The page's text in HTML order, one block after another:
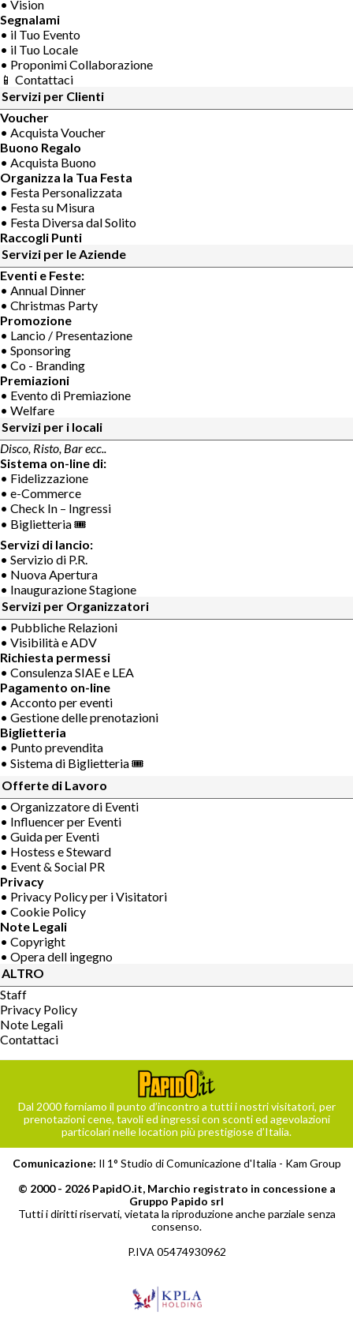
• Vision
Segnalami
• il Tuo Evento
• il Tuo Locale
• Proponimi Collaborazione
📱 Contattaci
Servizi per Clienti
Voucher
• Acquista Voucher
Buono Regalo
• Acquista Buono
Organizza la Tua Festa
• Festa Personalizzata
• Festa su Misura
• Festa Diversa dal Solito
Raccogli Punti
Servizi per le Aziende
Eventi e Feste:
• Annual Dinner
• Christmas Party
Promozione
• Lancio / Presentazione
• Sponsoring
• Co - Branding
Premiazioni
• Evento di Premiazione
• Welfare
Servizi per i locali
Disco, Risto, Bar ecc..
Sistema on-line di:
• Fidelizzazione
• e-Commerce
• Check In – Ingressi
• Biglietteria 🎟
Servizi di lancio:
• Servizio di P.R.
• Nuova Apertura
• Inaugurazione Stagione
Servizi per Organizzatori
• Pubbliche Relazioni
• Visibilità e ADV
Richiesta permessi
• Consulenza SIAE e LEA
Pagamento on-line
• Acconto per eventi
• Gestione delle prenotazioni
Biglietteria
• Punto prevendita
• Sistema di Biglietteria 🎟
Offerte di Lavoro
• Organizzatore di Eventi
• Influencer per Eventi
• Guida per Eventi
• Hostess e Steward
• Event & Social PR
Privacy
• Privacy Policy per i Visitatori
• Cookie Policy
Note Legali
• Copyright
• Opera dell ingegno
ALTRO
Staff
Privacy Policy
Note Legali
Contattaci
Dal 2000 forniamo il punto d’incontro a tutti i nostri visitatori, per
prenotazioni cene, tavoli ed ingressi con sconti ed agevolazioni
particolari nelle location più prestigiose d’Italia.
Comunicazione: Il 1° Studio di Comunicazione d'Italia - Kam Group
© 2000 - 2026 PapidO.it, Marchio registrato in concessione a
Gruppo Papido srl
Tutti i diritti riservati, vietata la riproduzione anche parziale senza
consenso.
P.IVA 05474930962